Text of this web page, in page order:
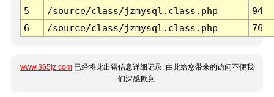
5
/source/class/jzmysql.class.php
94
6
/source/class/jzmysql.class.php 76
www.365jz.com 已经将此出错信息详细记录, 由此给您带来的访问不便我
们深感歉意.